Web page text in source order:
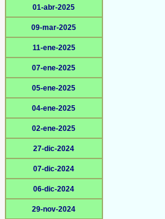
01-abr-2025
09-mar-2025
11-ene-2025
07-ene-2025
05-ene-2025
04-ene-2025
02-ene-2025
27-dic-2024
07-dic-2024
06-dic-2024
29-nov-2024